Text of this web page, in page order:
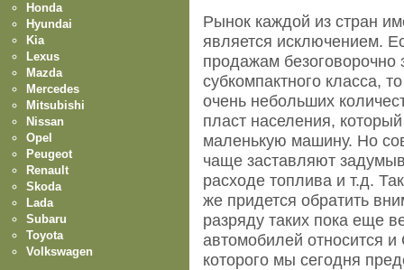
Рынок каждой из стран
является исключением.
продажам
субкомпактного класса,
очень небольших
пласт населения,
маленькую машину. Но
чаще заставляют
расходе топлива и т.д.
же придется обратить
разряду таких пока еще
автомобилей относится
которого мы сегодня
Honda
Hyundai
Kia
Lexus
Mazda
Mercedes
Mitsubishi
Nissan
Opel
Peugeot
Renault
Skoda
Lada
Subaru
Toyota
Volkswagen